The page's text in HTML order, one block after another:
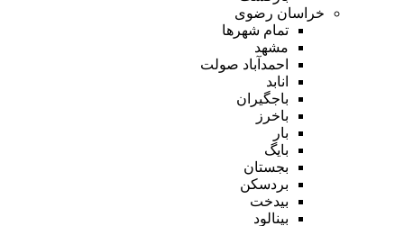
خراسان رضوی
تمام شهر‌ها
مشهد
احمدآباد صولت
انابد
باجگیران
باخرز
بار
بایگ
بجستان
بردسکن
بیدخت
بینالود